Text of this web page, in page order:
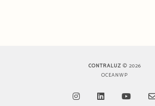
CONTRALUZ © 2026
OCEANWP